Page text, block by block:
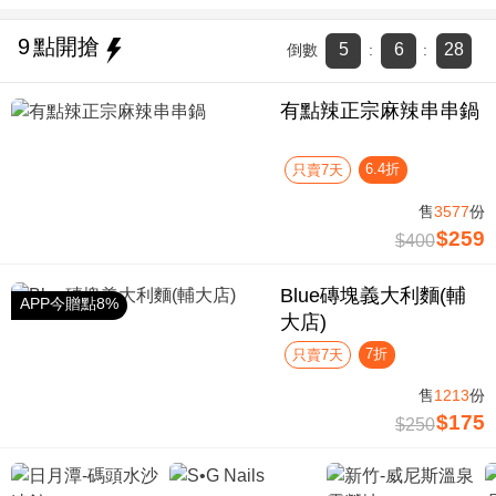
9點開搶 倒數 5 : 6 : 28
有點辣正宗麻辣串串鍋
只賣7天 6.4折
售3577份
$400$259
APP今贈點8%
Blue磚塊義大利麵(輔
大店)
只賣7天 7折
售1213份
$250$175